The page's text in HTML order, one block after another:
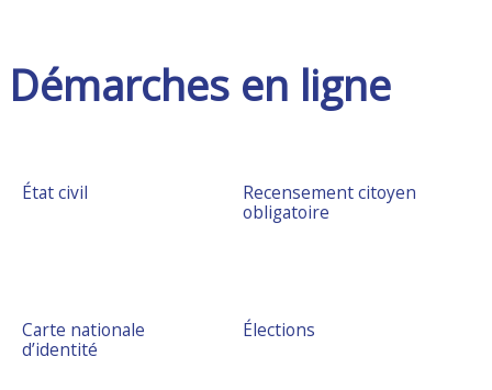
Démarches en ligne
État civil
Recensement citoyen
obligatoire
Carte nationale
d’identité
Élections